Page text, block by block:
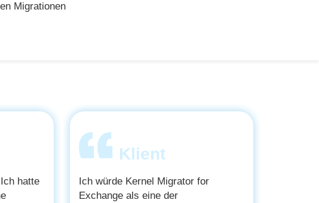
Migrationen
gefällt
für
Klient
Ich würde Kernel Migrator for
Exchange als eine der